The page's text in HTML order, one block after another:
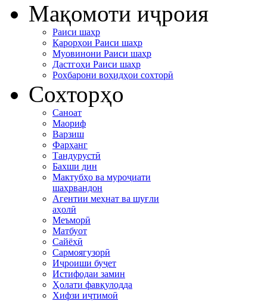
Мақомоти иҷроия
Раиси шаҳр
Қарорҳои Раиси шаҳр
Муовинони Раиси шаҳр
Дастгоҳи Раиси шаҳр
Роҳбарони воҳидҳои сохторӣ
Сохторҳо
Саноат
Маориф
Варзиш
Фарҳанг
Тандурустӣ
Бахши дин
Мактубҳо ва муроҷиати
шаҳрвандон
Агентии меҳнат ва шуғли
аҳолӣ
Меъморӣ
Матбуот
Сайёҳӣ
Сармоягузорӣ
Иҷроиши буҷет
Истифодаи замин
Ҳолати фавқулодда
Хифзи иҷтимоӣ